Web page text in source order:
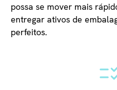
possa se mover mais
entregar ativos de
perfeitos.